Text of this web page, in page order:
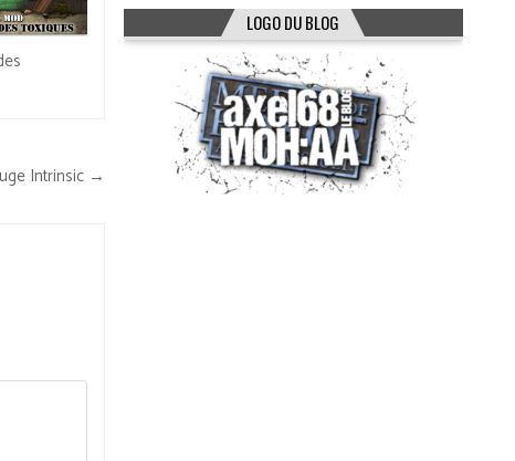
Intrinsic →
LOGO DU BLOG